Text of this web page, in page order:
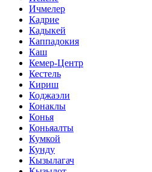
Ичмелер
Кадрие
Кадыкей
Каппадокия
Каш
Кемер-Центр
Кестель
Кириш
Коджаэли
Конаклы
Конья
Коньяалты
Кумкой
Кунду
Кызылагач